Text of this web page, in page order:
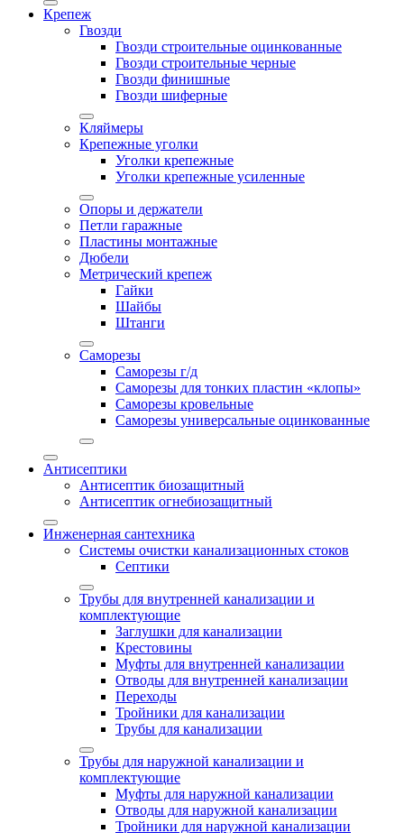
Крепеж
Гвозди
Гвозди строительные оцинкованные
Гвозди строительные черные
Гвозди финишные
Гвозди шиферные
Кляймеры
Крепежные уголки
Уголки крепежные
Уголки крепежные усиленные
Опоры и держатели
Петли гаражные
Пластины монтажные
Дюбели
Метрический крепеж
Гайки
Шайбы
Штанги
Саморезы
Саморезы г/д
Саморезы для тонких пластин «клопы»
Саморезы кровельные
Саморезы универсальные оцинкованные
Антисептики
Антисептик биозащитный
Антисептик огнебиозащитный
Инженерная сантехника
Системы очистки канализационных стоков
Септики
Трубы для внутренней канализации и
комплектующие
Заглушки для канализации
Крестовины
Муфты для внутренней канализации
Отводы для внутренней канализации
Переходы
Тройники для канализации
Трубы для канализации
Трубы для наружной канализации и
комплектующие
Муфты для наружной канализации
Отводы для наружной канализации
Тройники для наружной канализации